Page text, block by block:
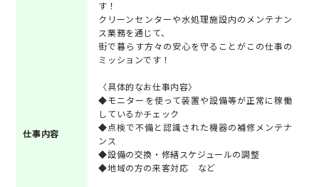
仕事内容
す！
クリーンセンターや水処理施設内のメンテナン
ス業務を通じて、
街で暮らす方々の安心を守ることがこの仕事の
ミッションです！
〈具体的なお仕事内容〉
◆モニターを使って装置や設備等が正常に稼働
しているかチェック
◆点検で不備と認識された機器の補修メンテナ
ンス
◆設備の交換・修繕スケジュールの調整
◆地域の方の来客対応 など